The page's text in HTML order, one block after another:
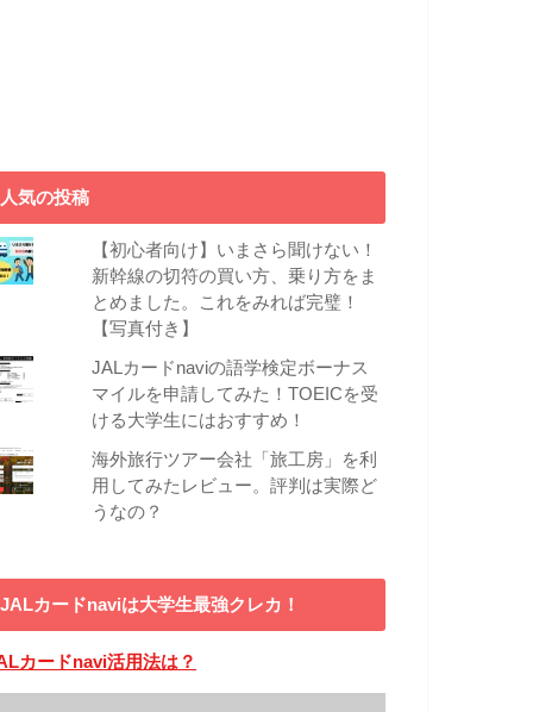
人気の投稿
【初心者向け】いまさら聞けない！
新幹線の切符の買い方、乗り方をま
とめました。これをみれば完璧！
【写真付き】
JALカードnaviの語学検定ボーナス
マイルを申請してみた！TOEICを受
ける大学生にはおすすめ！
海外旅行ツアー会社「旅工房」を利
用してみたレビュー。評判は実際ど
うなの？
JALカードnaviは大学生最強クレカ！
カードnavi活用法は？